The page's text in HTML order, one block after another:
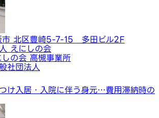
市 北区豊崎5-7-15 多田ビル2F
えにしの会
の会 高槻事業所
社団法人
け 入居・入院に伴う身元…費用滞納時の